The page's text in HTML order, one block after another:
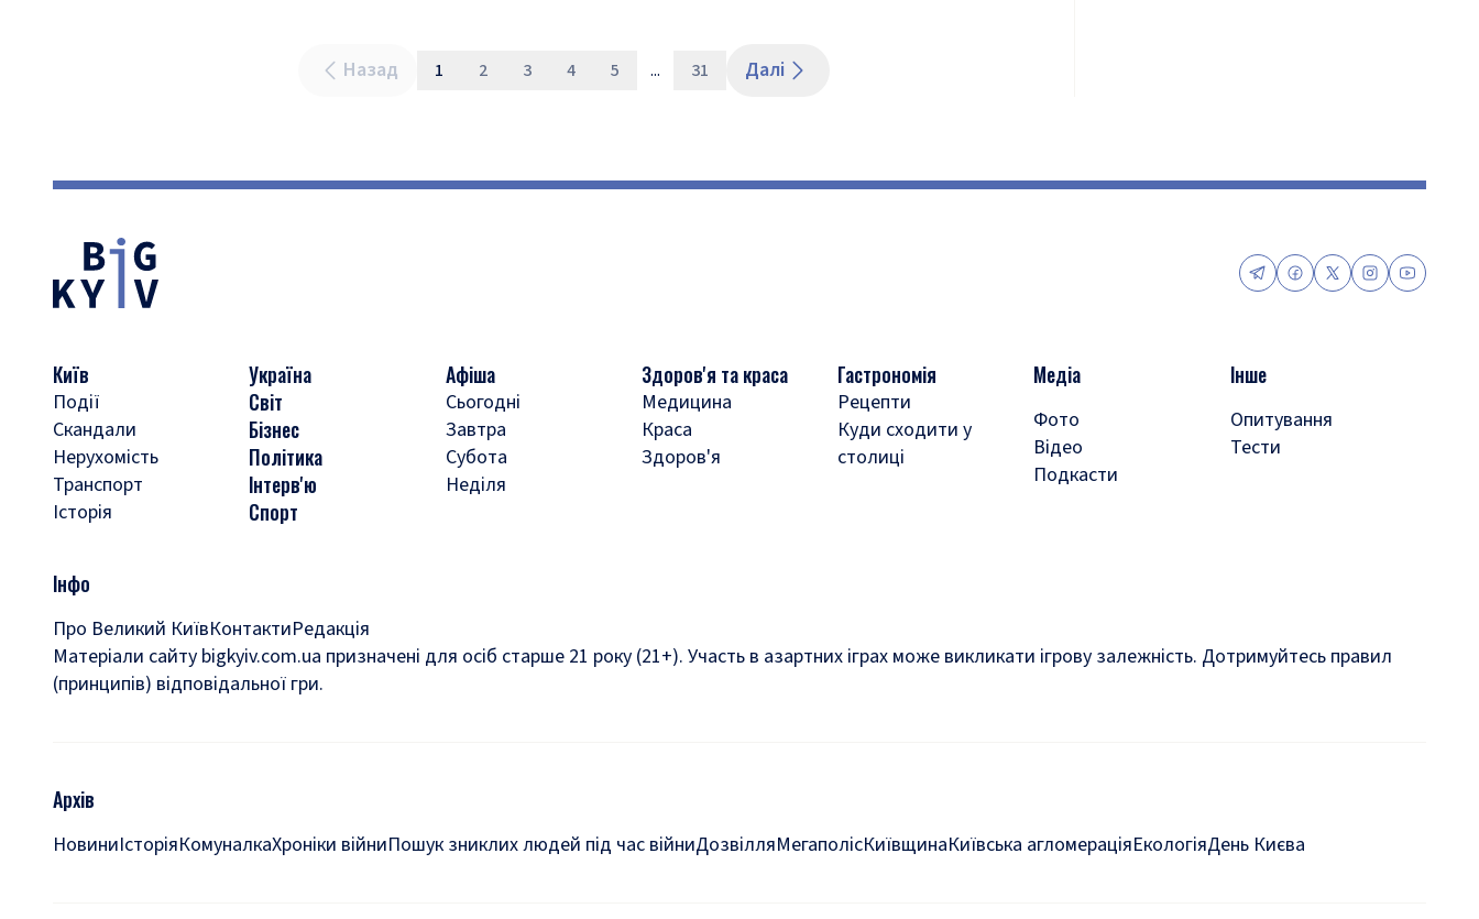
Назад 1 2 3 4 5 ... 31 Далі
Київ
Події
Скандали
Нерухомість
Транспорт
Історія
Україна
Світ
Бізнес
Політика
Інтерв'ю
Спорт
Афіша
Сьогодні
Завтра
Субота
Неділя
Здоров'я та краса
Медицина
Краса
Здоров'я
Гастрономія
Рецепти
Куди сходити у
столиці
Медіа
Фото
Відео
Подкасти
Інше
Опитування
Тести
Інфо
Про Великий КиївКонтактиРедакція
Матеріали сайту bigkyiv.com.ua призначені для осіб старше 21 року (21+). Участь в азартних іграх може викликати ігрову залежність. Дотримуйтесь правил
(принципів) відповідальної гри.
Архів
НовиниІсторіяКомуналкаХроніки війниПошук зниклих людей під час війниДозвілляМегаполісКиївщинаКиївська агломераціяЕкологіяДень Києва